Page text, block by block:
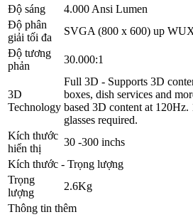
Độ sáng
4.000 Ansi Lumen
Độ phân
giải tối đa
SVGA (800 x 600) up
Độ tương
phản
30.000:1
3D
Technology
Full 3D - Supports 3D
boxes, dish services and
based 3D content at
glasses required.
Kích thước
hiển thị
30 -300 inchs
Kích thước - Trọng lượng
Trọng
lượng
2.6Kg
Thông tin thêm